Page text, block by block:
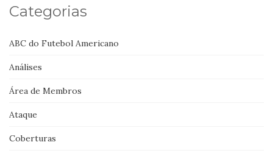
Categorias
ABC do Futebol Americano
Análises
Área de Membros
Ataque
Coberturas